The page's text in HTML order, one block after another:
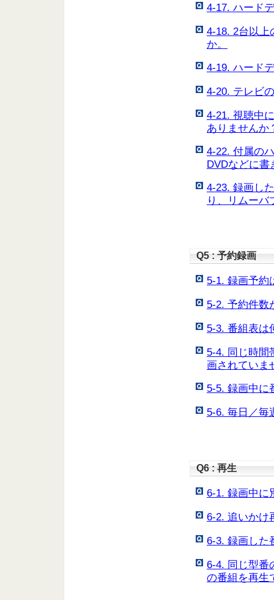
4-17. ハード
4-18. 2台以上
か。
4-19. ハード
4-20. テレビ
4-21. 視聴中
ありませんか
4-22. 付属の
DVDなどに書
4-23. 録画し
り、リムーバ
Q5 : 予約録画
5-1. 録画予約
5-2. 予約件数
5-3. 番組表は
5-4. 同じ時間
画されていま
5-5. 録画中に
5-6. 毎日／毎
Q6 : 再生
6-1. 録画中に
6-2. 追いかけ
6-3. 録画した
6-4. 同じ型番
の番組を再生